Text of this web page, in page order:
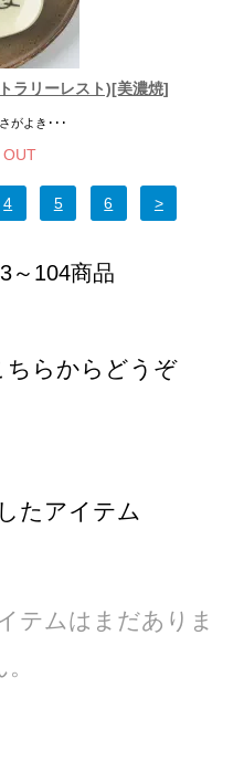
ラリーレスト)[美濃焼]
がよき･･･
OUT
4 5 6 >
～104商品
ちらからどうぞ
たアイテム
テムはまだありま